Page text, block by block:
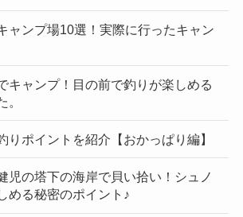
ャンプ場10選！実際に行ったキャン
キャンプ！目の前で釣りが楽しめる
。
りポイントを紹介【おかっぱり編】
児の塔下の海岸で貝い拾い！シュノ
める秘密のポイント♪